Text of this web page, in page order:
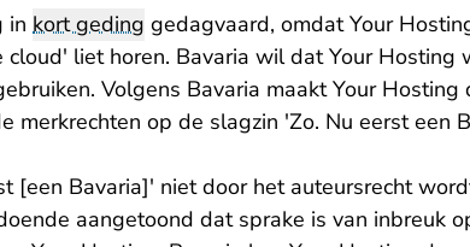
in kort geding gedagvaard, omdat Your
liet horen. Bavaria wil dat Your Hosting
Volgens Bavaria maakt Your Hosting
merkrechten op de slagzin 'Zo. Nu eerst een
[een Bavaria]' niet door het auteursrecht
aangetoond dat sprake is van inbreuk